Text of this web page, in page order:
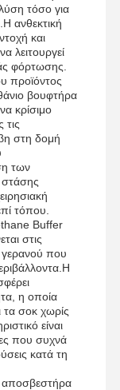
τόσο για
ανθεκτική
και
λειτουργεί
φόρτωσης.
προϊόντος
βουφτήρα
κρίσιμο
στη δομή
των
τόπου.
Buffer
στις
που
η οποία
τα σοκ χωρίς
είναι
που συχνά
κατά τη
αποσβεστήρα